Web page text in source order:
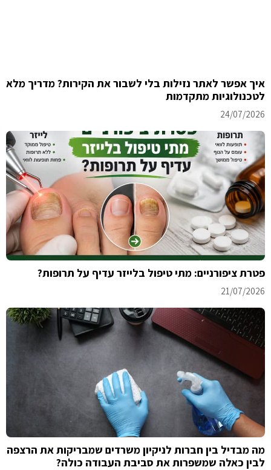
איך אפשר לאתר נזילות בלי לשבור את הקירות? מדריך מלא
לטכנולוגיות מתקדמות
24/07/2026
פטרת ציפורניים: מתי טיפול בלייזר עדיף על תרופות?
21/07/2026
מה מבדיל בין חברות לניקיון משרדים שמבריקות את הרצפה
לבין כאלה שמשפרות את סביבת העבודה כולה?